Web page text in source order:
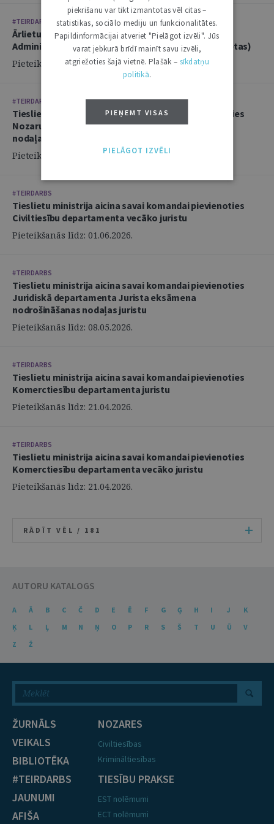
#TEIRDARBS
Ārlietu ministrija aicina savā komandā pievienoties
Administratīvi tiesiskās nodaļas juristu (2 amata vietas)
Pieteikšanās līdz: 14.06.2026.
#TEIRDARBS
Tieslietu ministrija aicina savai komandai pievienoties
Nozaru politikas departamenta Politikas izstrādes
nodaļas juristu
Pieteikšanās līdz: 02.06.2026.
#TEIRDARBS
Tieslietu ministrija aicina savai komandai pievienoties
Civiltiesību departamenta vecāko juristu
Pieteikšanās līdz: 01.06.2026.
#TEIRDARBS
Tieslietu ministrija aicina savai komandai pievienoties
Juridiskā departamenta Jurista eksāmena
nodrošināšanas nodaļas juristu
Pieteikšanās līdz: 08.05.2026.
#TEIRDARBS
Tieslietu ministrija aicina savai komandai pievienoties
Komerctiesību departamenta juristu
Pieteikšanās līdz: 21.04.2026.
#TEIRDARBS
Tieslietu ministrija aicina savai komandai pievienoties
Komerctiesību departamenta vecāko juristu
Pieteikšanās līdz: 21.04.2026.
RĀDĪT VĒL / 181
AUTORU KATALOGS
A Ā B C Č D E Ē F G Ģ H I J
K
Ķ
L Ļ M N Ņ O P R S Š T U Ū
V
Z
Ž
ŽURNĀLS
VEIKALS
BIBLIOTĒKA
#TEIRDARBS
JAUNUMI
AFIŠA
NOZARES
Civiltiesības
Krimināltiesības
TIESĪBU PRAKSE
EST nolēmumi
ECT nolēmumi
piekrišanu var tikt izmantotas vēl citas –
statistikas, sociālo mediju un funkcionalitātes.
Papildinformācijai atveriet "Pielāgot izvēli". Jūs
varat jebkurā brīdī mainīt savu izvēli,
atgriežoties šajā vietnē. Plašāk – sīkdatņu
politikā.
PIEŅEMT VISAS
PIELĀGOT IZVĒLI